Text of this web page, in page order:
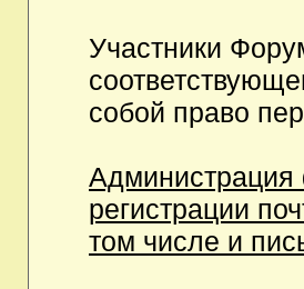
Участники
собой право
Администрация
регистрации
том числе и